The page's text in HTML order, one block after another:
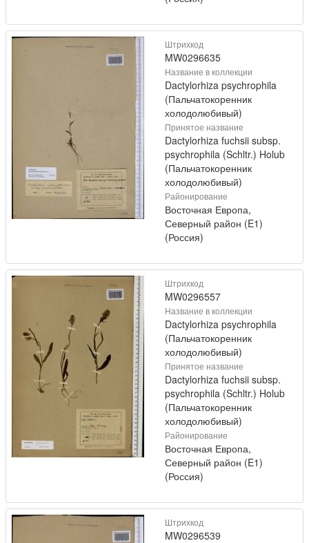
Штрихкод
MW0296635
Название в коллекции
Dactylorhiza psychrophila
(Пальчатокоренник
холодолюбивый)
Принятое название
Dactylorhiza fuchsii subsp.
psychrophila (Schltr.) Holub
(Пальчатокоренник
холодолюбивый)
Районирование
Восточная Европа,
Северный район (E1)
(Россия)
Штрихкод
MW0296557
Название в коллекции
Dactylorhiza psychrophila
(Пальчатокоренник
холодолюбивый)
Принятое название
Dactylorhiza fuchsii subsp.
psychrophila (Schltr.) Holub
(Пальчатокоренник
холодолюбивый)
Районирование
Восточная Европа,
Северный район (E1)
(Россия)
Штрихкод
MW0296539